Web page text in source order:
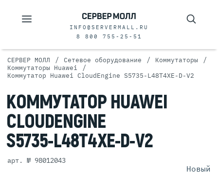
INFO@SERVERMALL.RU
8 800 755-25-51
СЕРВЕР МОЛЛ / Сетевое оборудование / Коммутаторы /
Коммутаторы Huawei /
Коммутатор Huawei CloudEngine S5735-L48T4XE-D-V2
КОММУТАТОР HUAWEI
CLOUDENGINE
S5735-L48T4XE-D-V2
арт. № 98012043
Новый